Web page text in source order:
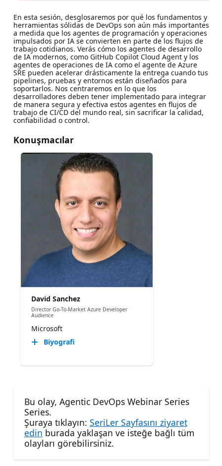
En esta sesión, desglosaremos por qué los fundamentos y
herramientas sólidas de DevOps son aún más importantes
a medida que los agentes de programación y operaciones
impulsados por IA se convierten en parte de los flujos de
trabajo cotidianos. Verás cómo los agentes de desarrollo
de IA modernos, como GitHub Copilot Cloud Agent y los
agentes de operaciones de IA como el agente de Azure
SRE pueden acelerar drásticamente la entrega cuando tus
pipelines, pruebas y entornos están diseñados para
soportarlos. Nos centraremos en lo que los
desarrolladores deben tener implementado para integrar
de manera segura y efectiva estos agentes en flujos de
trabajo de CI/CD del mundo real, sin sacrificar la calidad,
confiabilidad o control.
Konuşmacılar
David Sanchez
Director Go-To-Market Azure Developer
Audience
Microsoft
Biyografi
Bu olay, Agentic DevOps Webinar Series
Series.
Şuraya tıklayın: SeriLer Sayfasını ziyaret
edin burada yaklaşan ve isteğe bağlı tüm
olayları görebilirsiniz.